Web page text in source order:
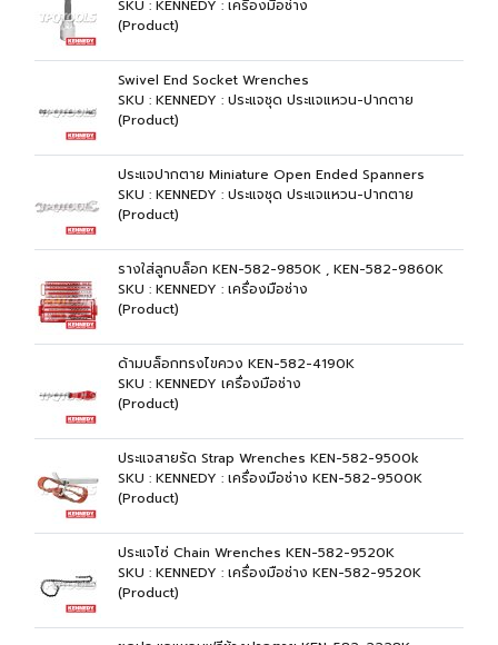
SKU : KENNEDY : เครื่องมือช่าง
(Product)
Swivel End Socket Wrenches
SKU : KENNEDY : ประแจชุด ประแจแหวน-ปากตาย
(Product)
ประแจปากตาย Miniature Open Ended Spanners
SKU : KENNEDY : ประแจชุด ประแจแหวน-ปากตาย
(Product)
รางใส่ลูกบล็อก KEN-582-9850K , KEN-582-9860K
SKU : KENNEDY : เครื่องมือช่าง
(Product)
ด้ามบล็อกทรงไขควง KEN-582-4190K
SKU : KENNEDY เครื่องมือช่าง
(Product)
ประแจสายรัด Strap Wrenches KEN-582-9500k
SKU : KENNEDY : เครื่องมือช่าง KEN-582-9500K
(Product)
ประแจโซ่ Chain Wrenches KEN-582-9520K
SKU : KENNEDY : เครื่องมือช่าง KEN-582-9520K
(Product)